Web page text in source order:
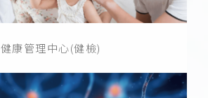
健康管理中心(健檢)